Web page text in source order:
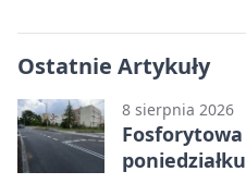
Ostatnie Artykuły
8 sierpnia 2026